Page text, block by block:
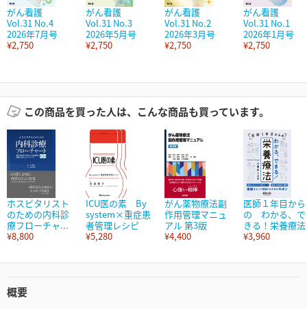
がん看護
Vol.31 No.4
2026年7月号
¥2,750
がん看護
Vol.31 No.3
2026年5月号
¥2,750
がん看護
Vol.31 No.2
2026年3月号
¥2,750
がん看護
Vol.31 No.1
2026年1月号
¥2,750
この商品を買った人は、こんな商品も買っています。
ホスピタリスト
のための内科診
療フローチャ...
¥8,800
ICU医の素 By
system×重症患
者管理レシピ
¥5,280
がん薬物療法副
作用管理マニュ
アル 第3版
¥4,400
医師１年目から
の わかる、で
きる！栄養療法
¥3,960
概要